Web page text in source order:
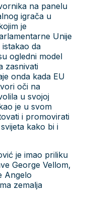
na panelu
igrača u
je
Unije
da
ogledni model
zasnivati
onda kada EU
oči na
u svojoj
je u svom
i promovirati
kako bi i
je imao priliku
George Vellom,
Angelo
zemalja